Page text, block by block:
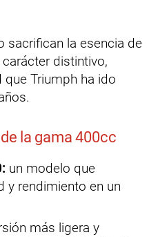
sacrifican la esencia de
distintivo,
Triumph ha ido
la gama 400cc
un modelo que
y rendimiento en un
más ligera y